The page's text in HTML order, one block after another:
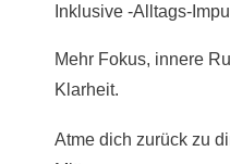
Inklusive -Alltags-
Mehr Fokus, innere
Klarheit.
Atme dich zurück zu